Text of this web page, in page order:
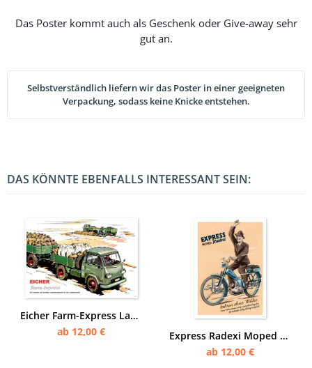
Das Poster kommt auch als Geschenk oder Give-away sehr
gut an.
Selbstverständlich liefern wir das Poster in einer geeigneten
Verpackung, sodass keine Knicke entstehen.
DAS KÖNNTE EBENFALLS INTERESSANT SEIN:
Eicher Farm-Express Lastwagen Transporter Farmexpress LKW Poster Plakat
ab 12,00 €
Express Radexi Moped Poster Plakat
ab 12,00 €